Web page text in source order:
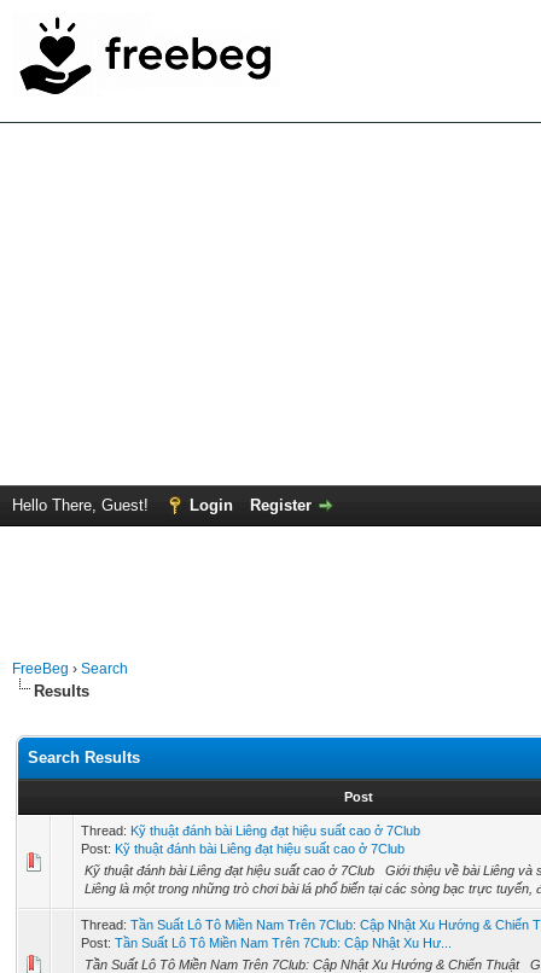
Hello There, Guest! Login Register
FreeBeg › Search
Results
Search Results
Post
Thread: Kỹ thuật đánh bài Liêng đạt hiệu suất cao ở 7Club
Post: Kỹ thuật đánh bài Liêng đạt hiệu suất cao ở 7Club
Kỹ thuật đánh bài Liêng đạt hiệu suất cao ở 7Club Giới thiệu về bài Liêng và
Liêng là một trong những trò chơi bài lá phổ biến tại các sòng bạc trực tuyến,
Thread: Tần Suất Lô Tô Miền Nam Trên 7Club: Cập Nhật Xu Hướng & Chiến
Post: Tần Suất Lô Tô Miền Nam Trên 7Club: Cập Nhật Xu Hư...
Tần Suất Lô Tô Miền Nam Trên 7Club: Cập Nhật Xu Hướng & Chiến Thuật